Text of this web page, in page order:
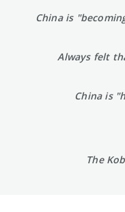
1. China is
2. "Always felt
3. China